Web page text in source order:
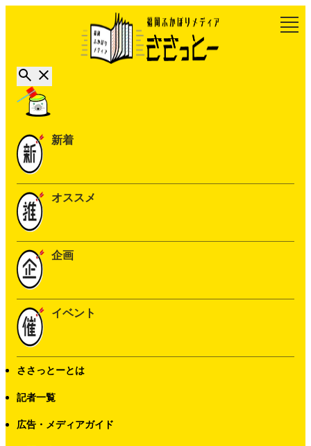
新着
オススメ
企画
イベント
ささっとーとは
記者一覧
広告・メディアガイド